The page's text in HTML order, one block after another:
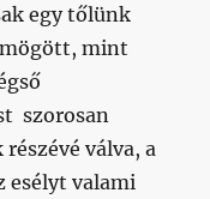
egy tőlünk
mint
szorosan
válva, a
esélyt valami